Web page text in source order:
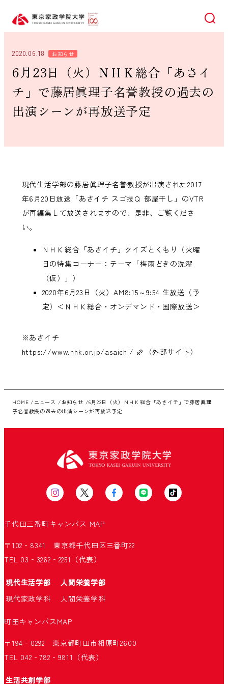
検索
2020.06.18 お知らせ
6月23日（火）ＮＨＫ総合「あさイ
チ」で藤居眞理子名誉教授の過去の
出演シーンが再放送予定
現代生活学部の藤居眞理子名誉教授が出演された2017
年6月20日放送「あさイチ スゴ技Ｑ 部屋干し」のVTR
が再編集して放送されますので、是非、ご覧くださ
い。
ＮＨＫ総合「あさイチ」クイズとくもり（火曜
日の特集コーナー：テーマ「梅雨どきの洗濯
（仮）」）
2020年6月23日（火）AM8:15～9:54 生放送（予
定）＜ＮＨＫ総合・オンデマンド・国際放送＞
※あさイチ
https://www.nhk.or.jp/asaichi/
（外部サイト）
HOME ニュース お知らせ
6月23日（火）ＮＨＫ総合「あさイチ」で藤居眞理
子名誉教授の過去の出演シーンが再放送予定
千代田三番町キャンパス MAP
〒102‐8341 東京都千代田区三番町22
TEL 03‐3262‐2251（代表）
現代生活学部
人間栄養学部
現代家政学科
人間栄養学科
町田キャンパスMAP
〒194‐0292 東京都町田市相原町2600
TEL 042‐782‐9811（代表）
生活共創学部